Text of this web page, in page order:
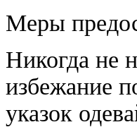
Меры
Никогда не
избежание
указок